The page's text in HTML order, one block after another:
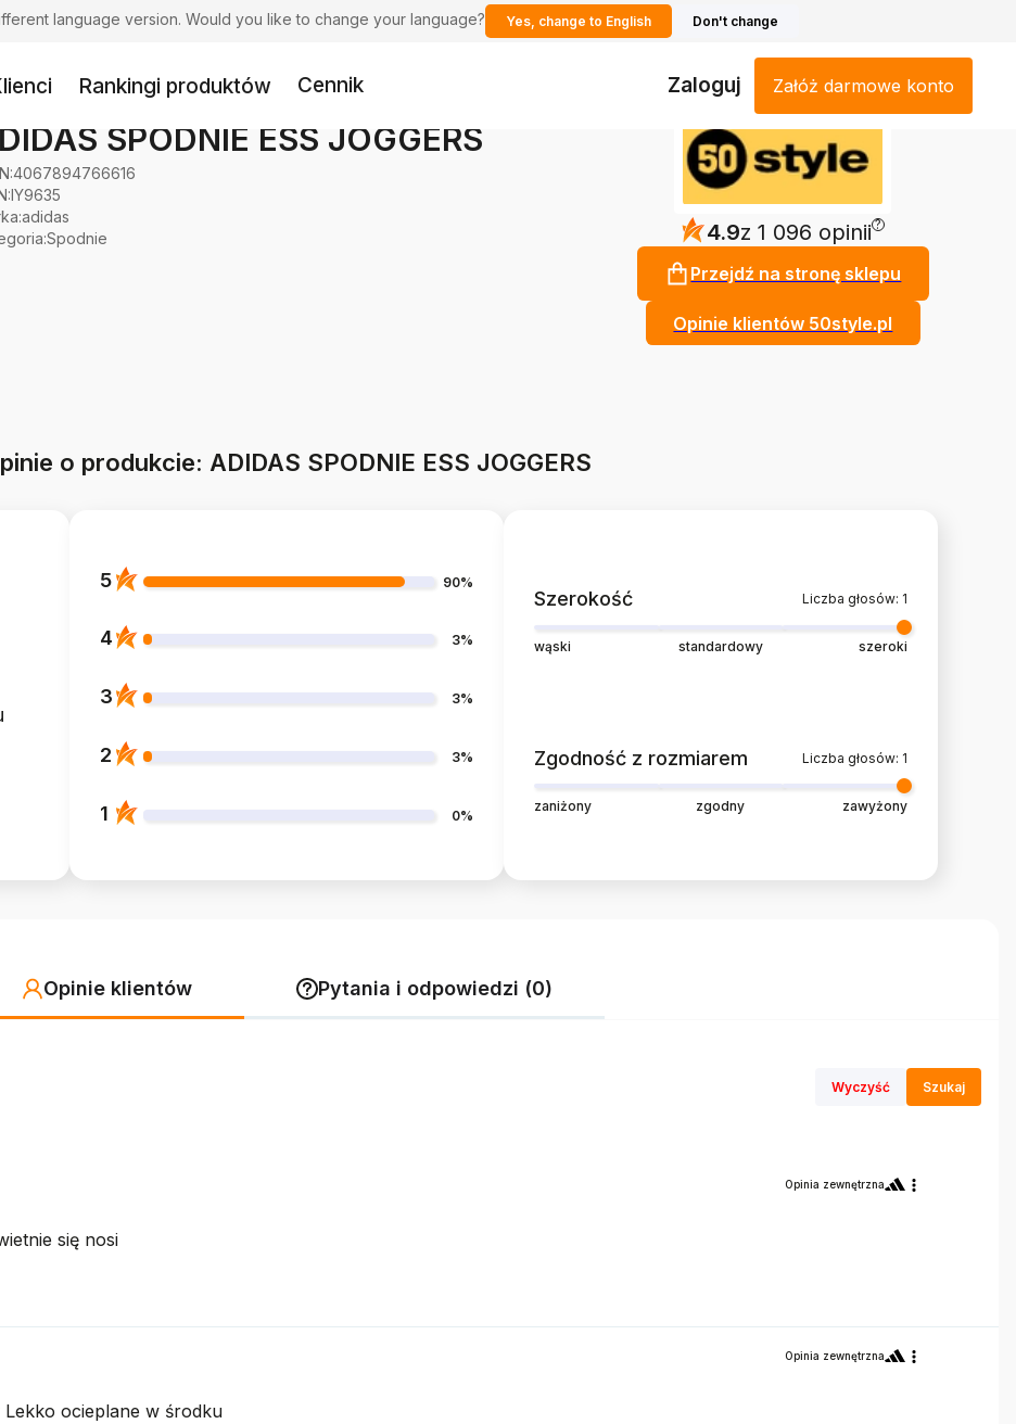
language version. Would you like to change your language? Yes, change to English Don't change
Rankingi produktów Cennik Zaloguj Załóż darmowe konto
SPODNIE ESS JOGGERS
4067894766616
IY9635
:adidas
:Spodnie 4.9z 1 096 opinii ?
Przejdź na stronę sklepu
Opinie klientów 50style.pl
o produkcie: ADIDAS SPODNIE ESS JOGGERS
5 90%
4 3%
3 3%
2 3%
1 0%
Szerokość Liczba głosów: 1
wąski standardowy szeroki
Zgodność z rozmiarem Liczba głosów: 1
zaniżony zgodny zawyżony
Opinie klientów Pytania i odpowiedzi (0)
Wyczyść Szukaj
Opinia zewnętrzna
się nosi
Opinia zewnętrzna
ocieplane w środku